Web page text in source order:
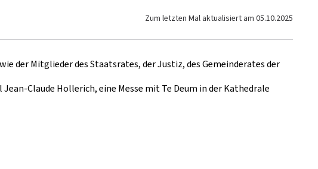
Zum letzten Mal aktualisiert am 05.10.2025
der Mitglieder des Staatsrates, der Justiz, des Gemeinderates der
Claude Hollerich, eine Messe mit Te Deum in der Kathedrale